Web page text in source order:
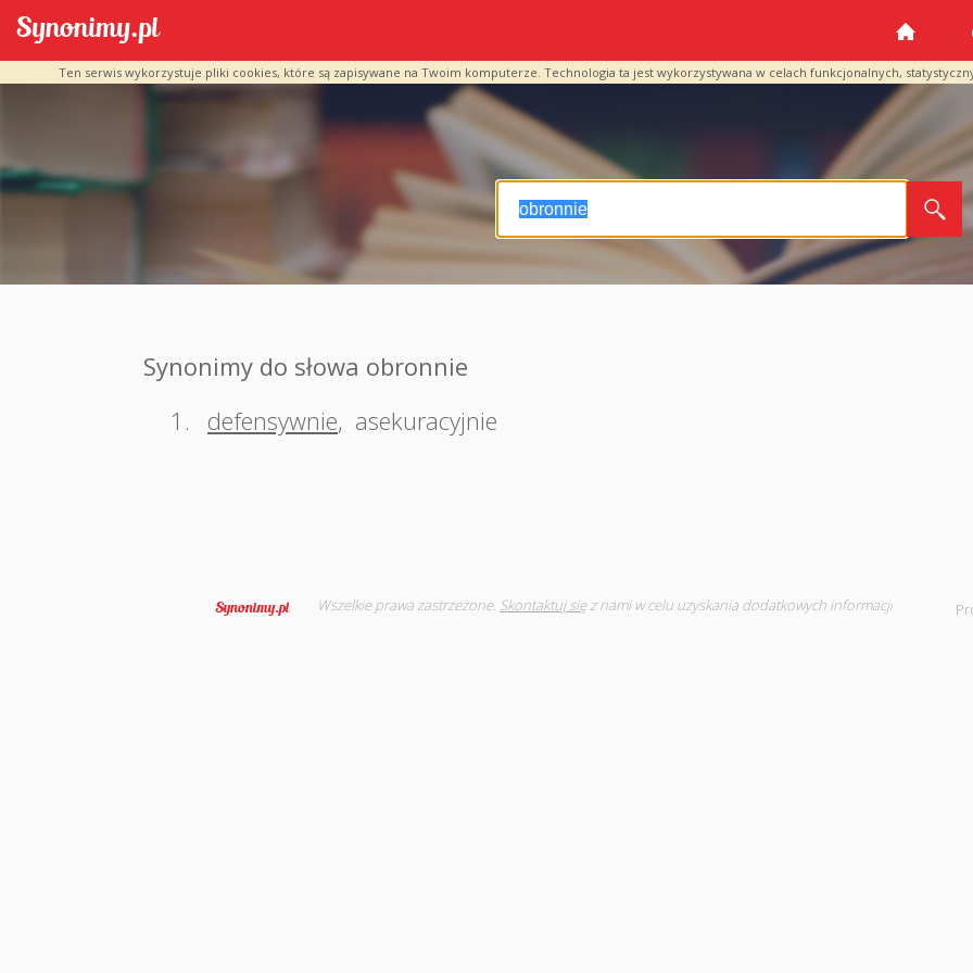
Ten serwis wykorzystuje pliki cookies, które są zapisywane na Twoim komputerze. Technologia ta jest wykorzystywana w celach funkcjonalnych,
Synonimy do słowa obronnie
1.
defensywnie, asekuracyjnie
Wszelkie prawa zastrzeżone. Skontaktuj sięz nami w celu uzyskania dodatkowych informacji